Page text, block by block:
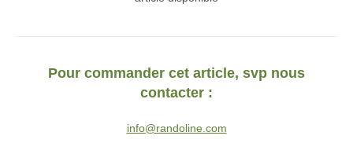
Pour commander cet article, svp nous
contacter :
info@randoline.com